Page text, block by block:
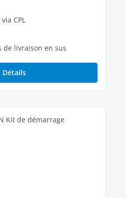
CPL
libres
de livraison en sus
Détails